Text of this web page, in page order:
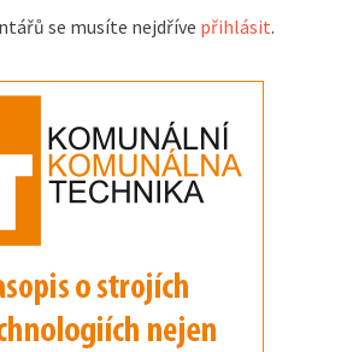
se musíte nejdříve přihlásit.